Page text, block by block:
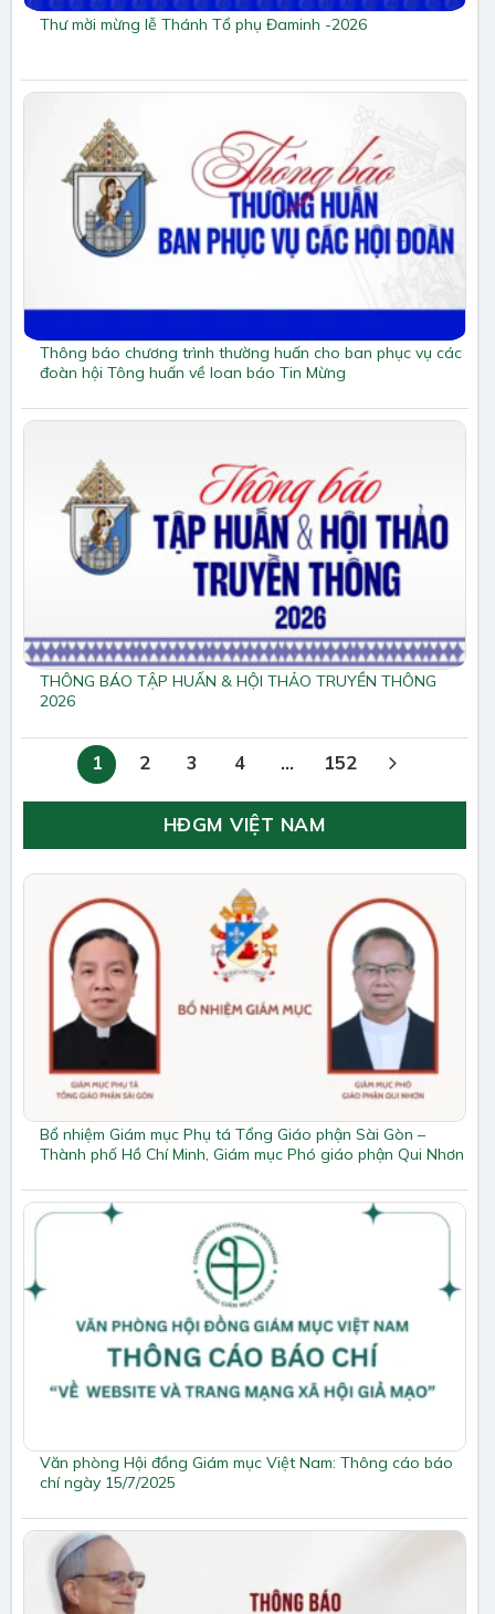
Thư mời mừng lễ Thánh Tổ phụ Đaminh -2026
Thông báo chương trình thường huấn cho ban phục vụ các
đoàn hội Tông huấn về loan báo Tin Mừng
THÔNG BÁO TẬP HUẤN & HỘI THẢO TRUYỀN THÔNG
2026
1 2 3 4 … 152
HĐGM VIỆT NAM
Bổ nhiệm Giám mục Phụ tá Tổng Giáo phận Sài Gòn –
Thành phố Hồ Chí Minh, Giám mục Phó giáo phận Qui Nhơn
Văn phòng Hội đồng Giám mục Việt Nam: Thông cáo báo
chí ngày 15/7/2025